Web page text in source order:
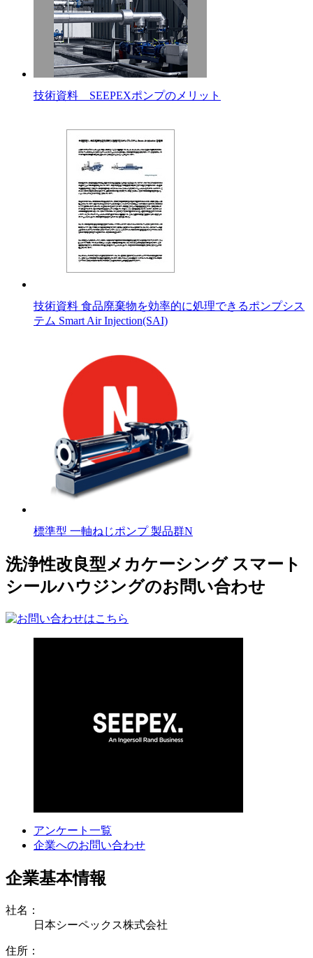
技術資料 SEEPEXポンプのメリット
技術資料 食品廃棄物を効率的に処理できるポンプシス
テム Smart Air Injection(SAI)
標準型 一軸ねじポンプ 製品群N
洗浄性改良型メカケーシング スマート
シールハウジングのお問い合わせ
アンケート一覧
企業へのお問い合わせ
企業基本情報
社名：
日本シーペックス株式会社
住所：